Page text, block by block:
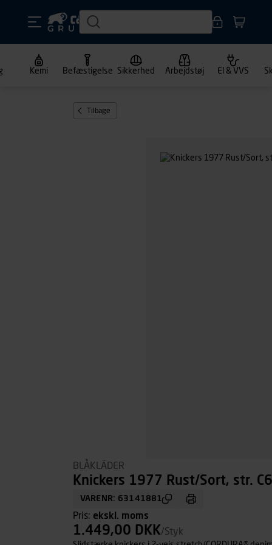
Kemi Befæstigelse Sikkerhed Arbejdstøj El & VVS
Tilbage
BLÅKLÄDER
Knickers 1977 Rust/Sort, str.
VARENR: 63141881
Pris: ekskl. moms
1.449,00 DKK/Styk